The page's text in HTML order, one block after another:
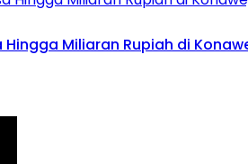
Hingga Miliaran Rupiah di